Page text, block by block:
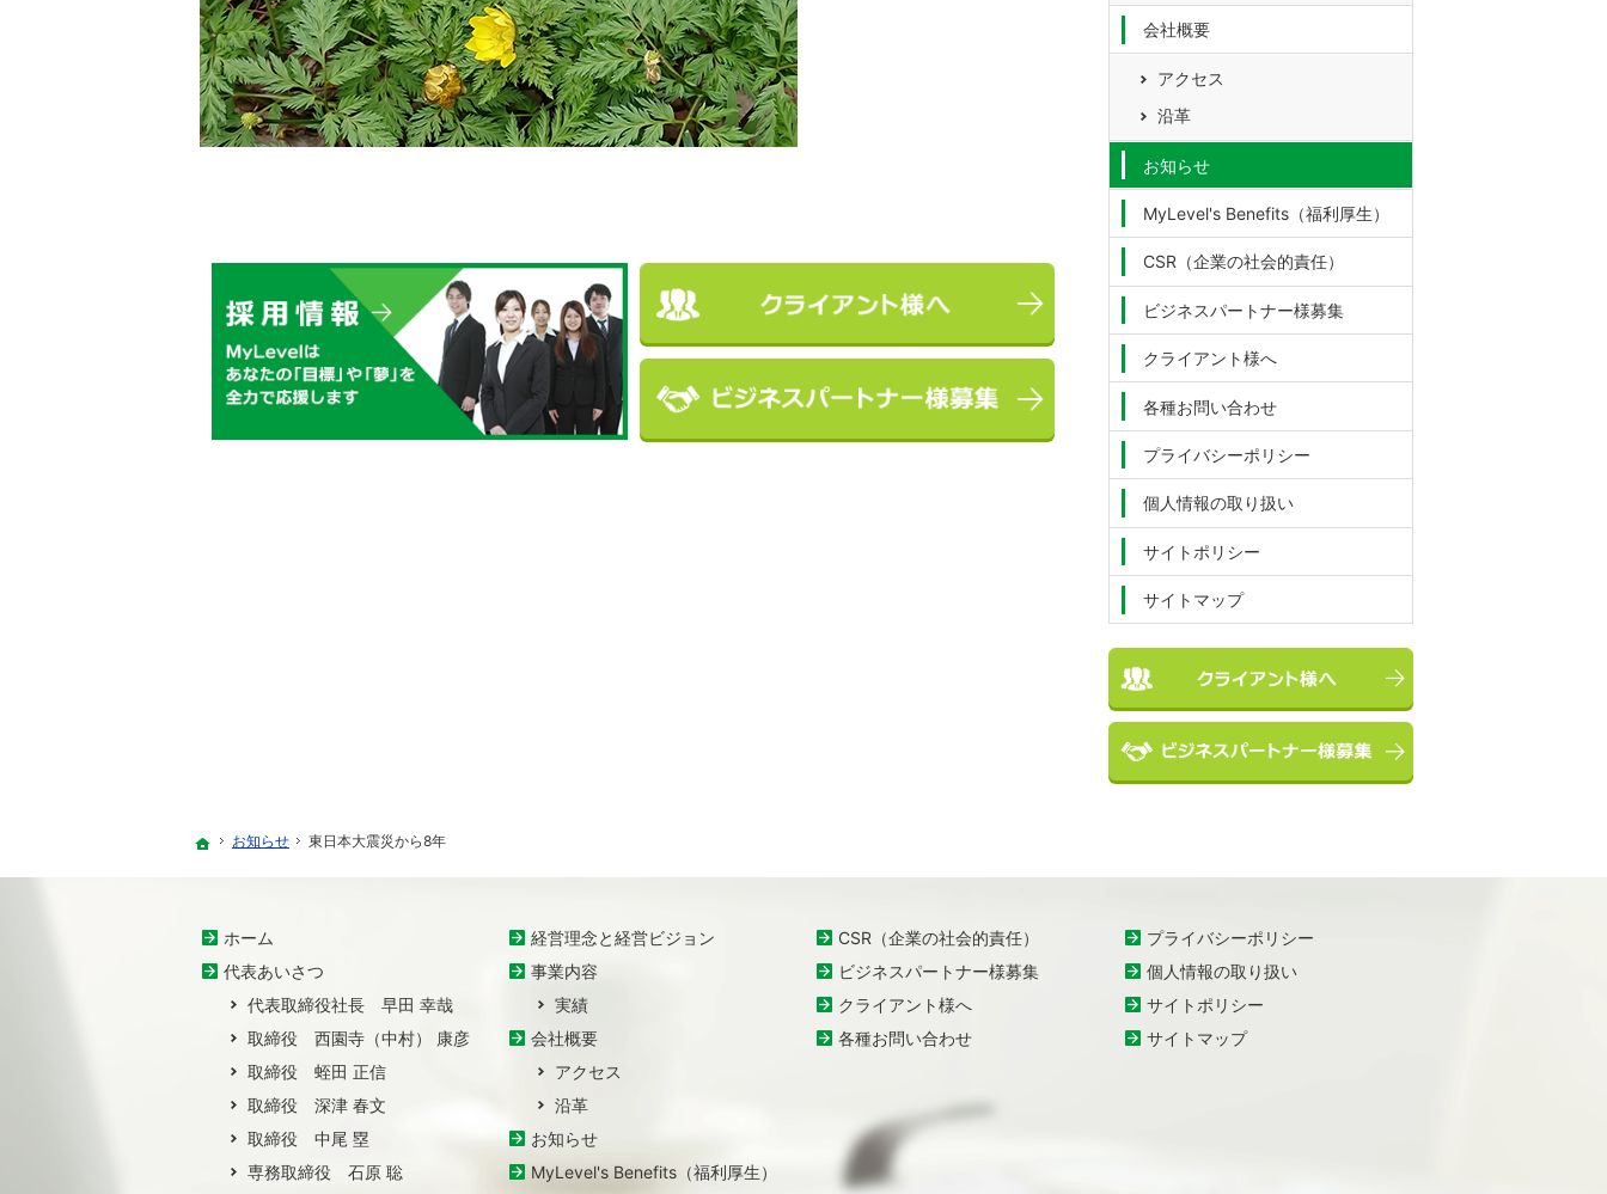
会社概要
アクセス
沿革
お知らせ
MyLevel's Benefits（福利厚生）
CSR（企業の社会的責任）
ビジネスパートナー様募集
クライアント様へ
各種お問い合わせ
プライバシーポリシー
個人情報の取り扱い
サイトポリシー
サイトマップ
ホーム
お知らせ 東日本大震災から8年
ホーム
代表あいさつ
代表取締役社長 早田 幸哉
取締役 西園寺（中村） 康彦
取締役 蛭田 正信
取締役 深津 春文
取締役 中尾 塁
専務取締役 石原 聡
経営理念と経営ビジョン
事業内容
実績
会社概要
アクセス
沿革
お知らせ
MyLevel's Benefits（福利厚生）
CSR（企業の社会的責任）
ビジネスパートナー様募集
クライアント様へ
各種お問い合わせ
プライバシーポリシー
個人情報の取り扱い
サイトポリシー
サイトマップ